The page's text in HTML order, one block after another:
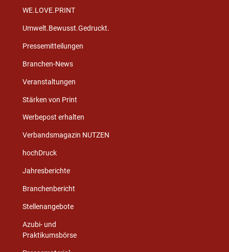
WE.LOVE.PRINT
Umwelt.Bewusst.Gedruckt.
Pressemitteilungen
Branchen-News
Veranstaltungen
Stärken von Print
Werbepost erhalten
Verbandsmagazin NUTZEN
hochDruck
Jahresberichte
Branchenbericht
Stellenangebote
Azubi- und
Praktikumsbörse